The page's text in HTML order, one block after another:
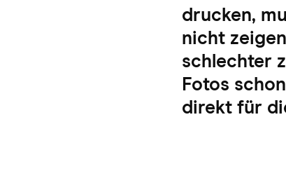
drucken,
nicht
schlechter
Fotos
direkt für